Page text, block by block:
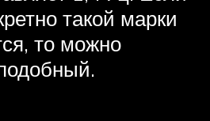
такой марки
то можно